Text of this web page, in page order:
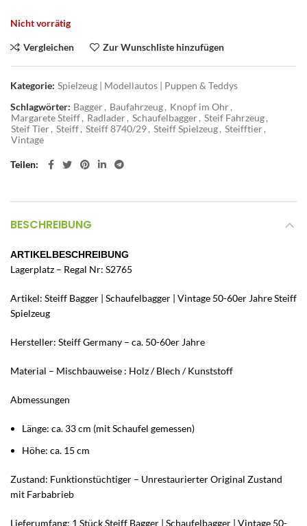
Nicht vorrätig
Vergleichen Zur Wunschliste hinzufügen
Kategorie: Spielzeug | Modellautos | Puppen & Teddys
Schlagwörter: Bagger, Baufahrzeug, Knopf im Ohr,
Margarete Steiff, Radlader, Schaufelbagger, Steif Fahrzeug,
Steif Tier, Steiff, Steiff 8740/29, Steiff Spielzeug, Steifftier,
Vintage
Teilen
BESCHREIBUNG
ARTIKELBESCHREIBUNG
Lagerplatz – Regal Nr: S2765
Artikel: Steiff Bagger | Schaufelbagger | Vintage 50-60er Jahre Steiff
Spielzeug
Hersteller: Steiff Germany – ca. 50-60er Jahre
Material – Mischbauweise : Holz / Blech / Kunststoff
Abmessungen
Länge: ca. 33 cm (mit Schaufel gemessen)
Höhe: ca. 15 cm
Zustand: Funktionstüchtiger – Unrestaurierter Original Zustand
mit Farbabrieb
Lieferumfang: 1 Stück Steiff Bagger | Schaufelbagger | Vintage 50-